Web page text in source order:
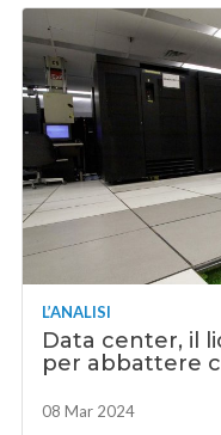
L’ANALISI
Data center, il
per abbattere
08 Mar 2024